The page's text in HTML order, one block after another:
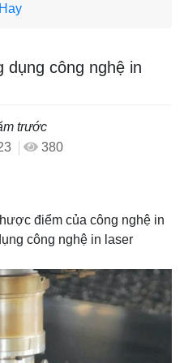
dụng công nghệ in
trước
380
điểm của công nghệ in
công nghệ in laser